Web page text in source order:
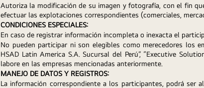
Autoriza la modificación de su imagen y fotografía, con el fin
efectuar las explotaciones correspondientes (comerciales,
CONDICIONES ESPECIALES:
En caso de registrar información incompleta o inexacta el
No pueden participar ni son elegibles como merecedores los
HSAD Latin America S.A. Sucursal del Perú”, “Executive
labore en las empresas mencionadas anteriormente.
MANEJO DE DATOS Y REGISTROS:
La información correspondiente a los participantes, podrá ser